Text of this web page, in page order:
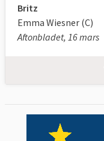
Britz
Emma Wiesner (C)
Aftonbladet, 16 mars